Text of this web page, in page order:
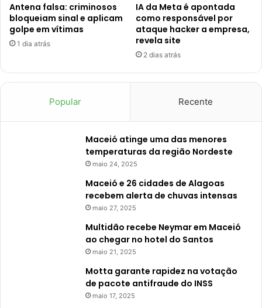
Antena falsa: criminosos
bloqueiam sinal e aplicam
golpe em vítimas
1 dia atrás
IA da Meta é apontada
como responsável por
ataque hacker a empresa,
revela site
2 dias atrás
Popular Recente
Maceió atinge uma das menores
temperaturas da região Nordeste
maio 24, 2025
Maceió e 26 cidades de Alagoas
recebem alerta de chuvas intensas
maio 27, 2025
Multidão recebe Neymar em Maceió
ao chegar no hotel do Santos
maio 21, 2025
Motta garante rapidez na votação
de pacote antifraude do INSS
maio 17, 2025